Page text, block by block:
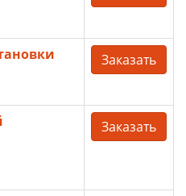
Заказать
Заказать